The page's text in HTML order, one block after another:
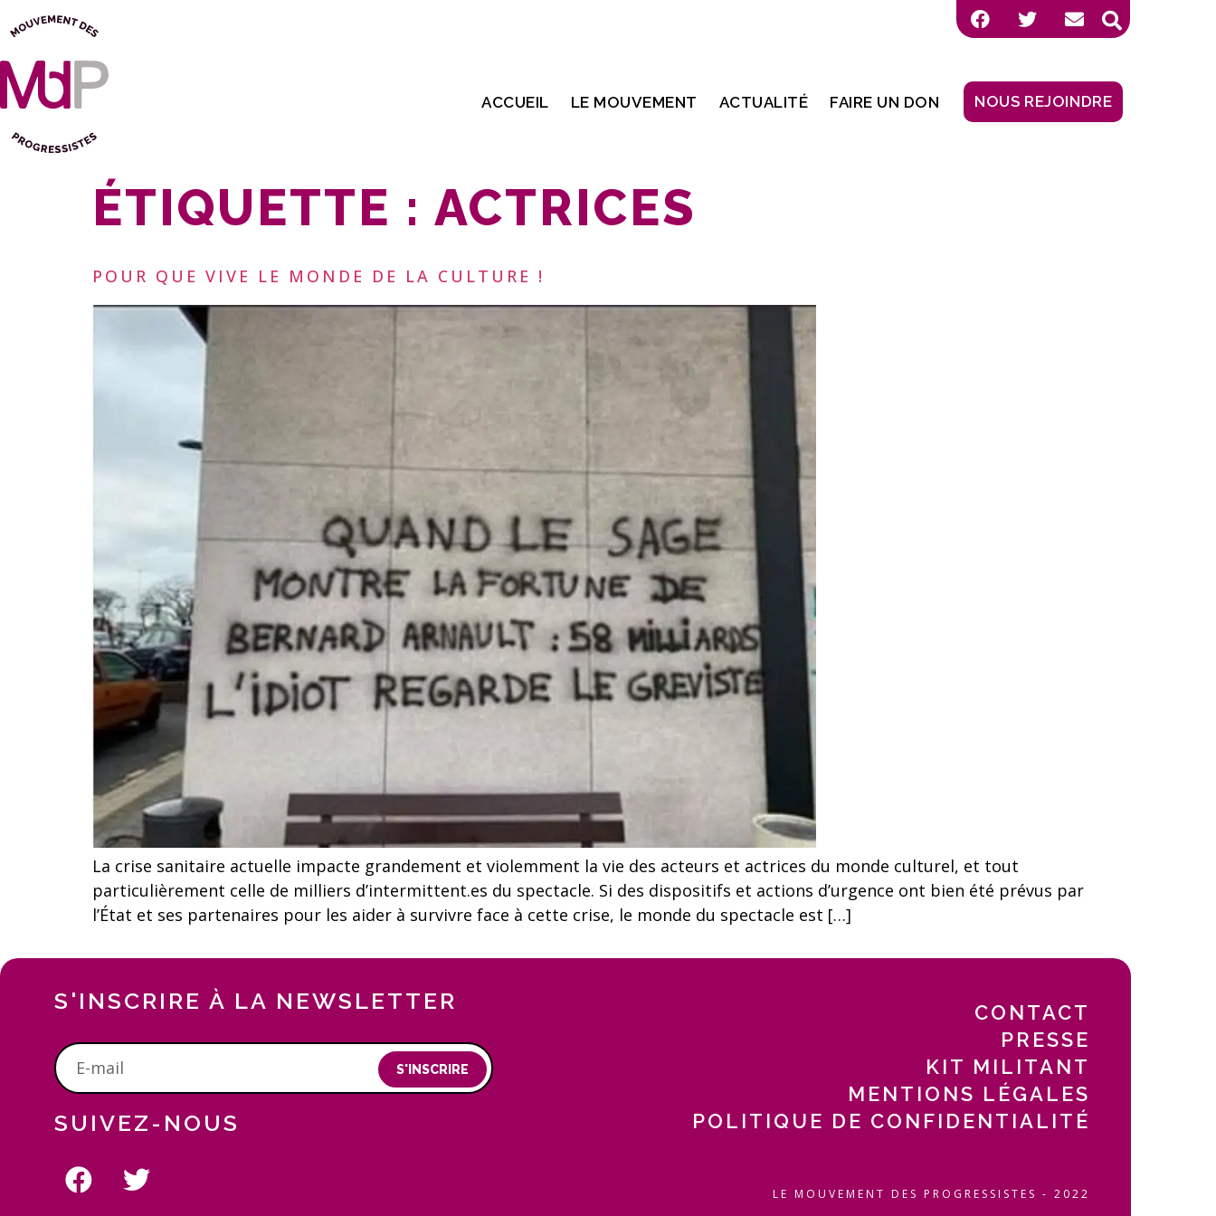
ACCUEIL LE MOUVEMENT ACTUALITÉ FAIRE UN DON NOUS REJOINDRE
ÉTIQUETTE : ACTRICES
POUR QUE VIVE LE MONDE DE LA CULTURE !
La crise sanitaire actuelle impacte grandement et violemment la vie des acteurs et actrices du monde culturel, et tout
particulièrement celle de milliers d’intermittent.es du spectacle. Si des dispositifs et actions d’urgence ont bien été prévus par
l’État et ses partenaires pour les aider à survivre face à cette crise, le monde du spectacle est […]
S'INSCRIRE À LA NEWSLETTER
S'INSCRIRE
SUIVEZ-NOUS
CONTACT
PRESSE
KIT MILITANT
MENTIONS LÉGALES
POLITIQUE DE CONFIDENTIALITÉ
LE MOUVEMENT DES PROGRESSISTES - 2022